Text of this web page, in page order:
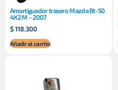
Amortiguador trasero Mazda Bt-50
4X2 M – 2007
$118.300
Añadir al carrito